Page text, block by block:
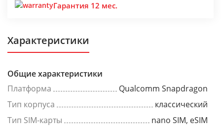
Гарантия 12 мес.
Характеристики
Общие характеристики
Платформа
Qualcomm Snapdragon
Тип корпуса
классический
Тип SIM-карты
nano SIM, eSIM